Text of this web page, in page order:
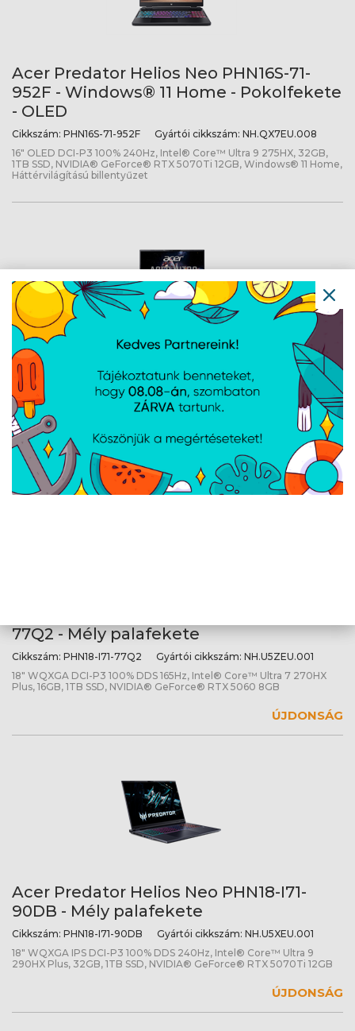
Acer Predator Helios Neo PHN16S-71-
952F - Windows® 11 Home - Pokolfekete
- OLED
Cikkszám: PHN16S-71-952F Gyártói cikkszám: NH.QX7EU.008
16" OLED DCI-P3 100% 240Hz, Intel® Core™ Ultra 9 275HX, 32GB,
1TB SSD, NVIDIA® GeForce® RTX 5070Ti 12GB, Windows® 11 Home,
Háttérvilágítású billentyűzet
Acer Predator Helios Neo PHN16S-I51-
99RV - Mély palafekete - OLED
Cikkszám: PHN16S-I51-99RV Gyártói cikkszám:
NH.U3TEU.009
16" WQXGA OLED DCI-P3, Intel® Core™ 9 386H, 32GB, 1TB SSD,
NVIDIA® GeForce® RTX 5070 8GB
77Q2 - Mély palafekete
Cikkszám: PHN18-I71-77Q2 Gyártói cikkszám: NH.U5ZEU.001
18" WQXGA DCI-P3 100% DDS 165Hz, Intel® Core™ Ultra 7 270HX
Plus, 16GB, 1TB SSD, NVIDIA® GeForce® RTX 5060 8GB
ÚJDONSÁG
Acer Predator Helios Neo PHN18-I71-
90DB - Mély palafekete
Cikkszám: PHN18-I71-90DB Gyártói cikkszám: NH.U5XEU.001
18" WQXGA IPS DCI-P3 100% DDS 240Hz, Intel® Core™ Ultra 9
290HX Plus, 32GB, 1TB SSD, NVIDIA® GeForce® RTX 5070Ti 12GB
ÚJDONSÁG